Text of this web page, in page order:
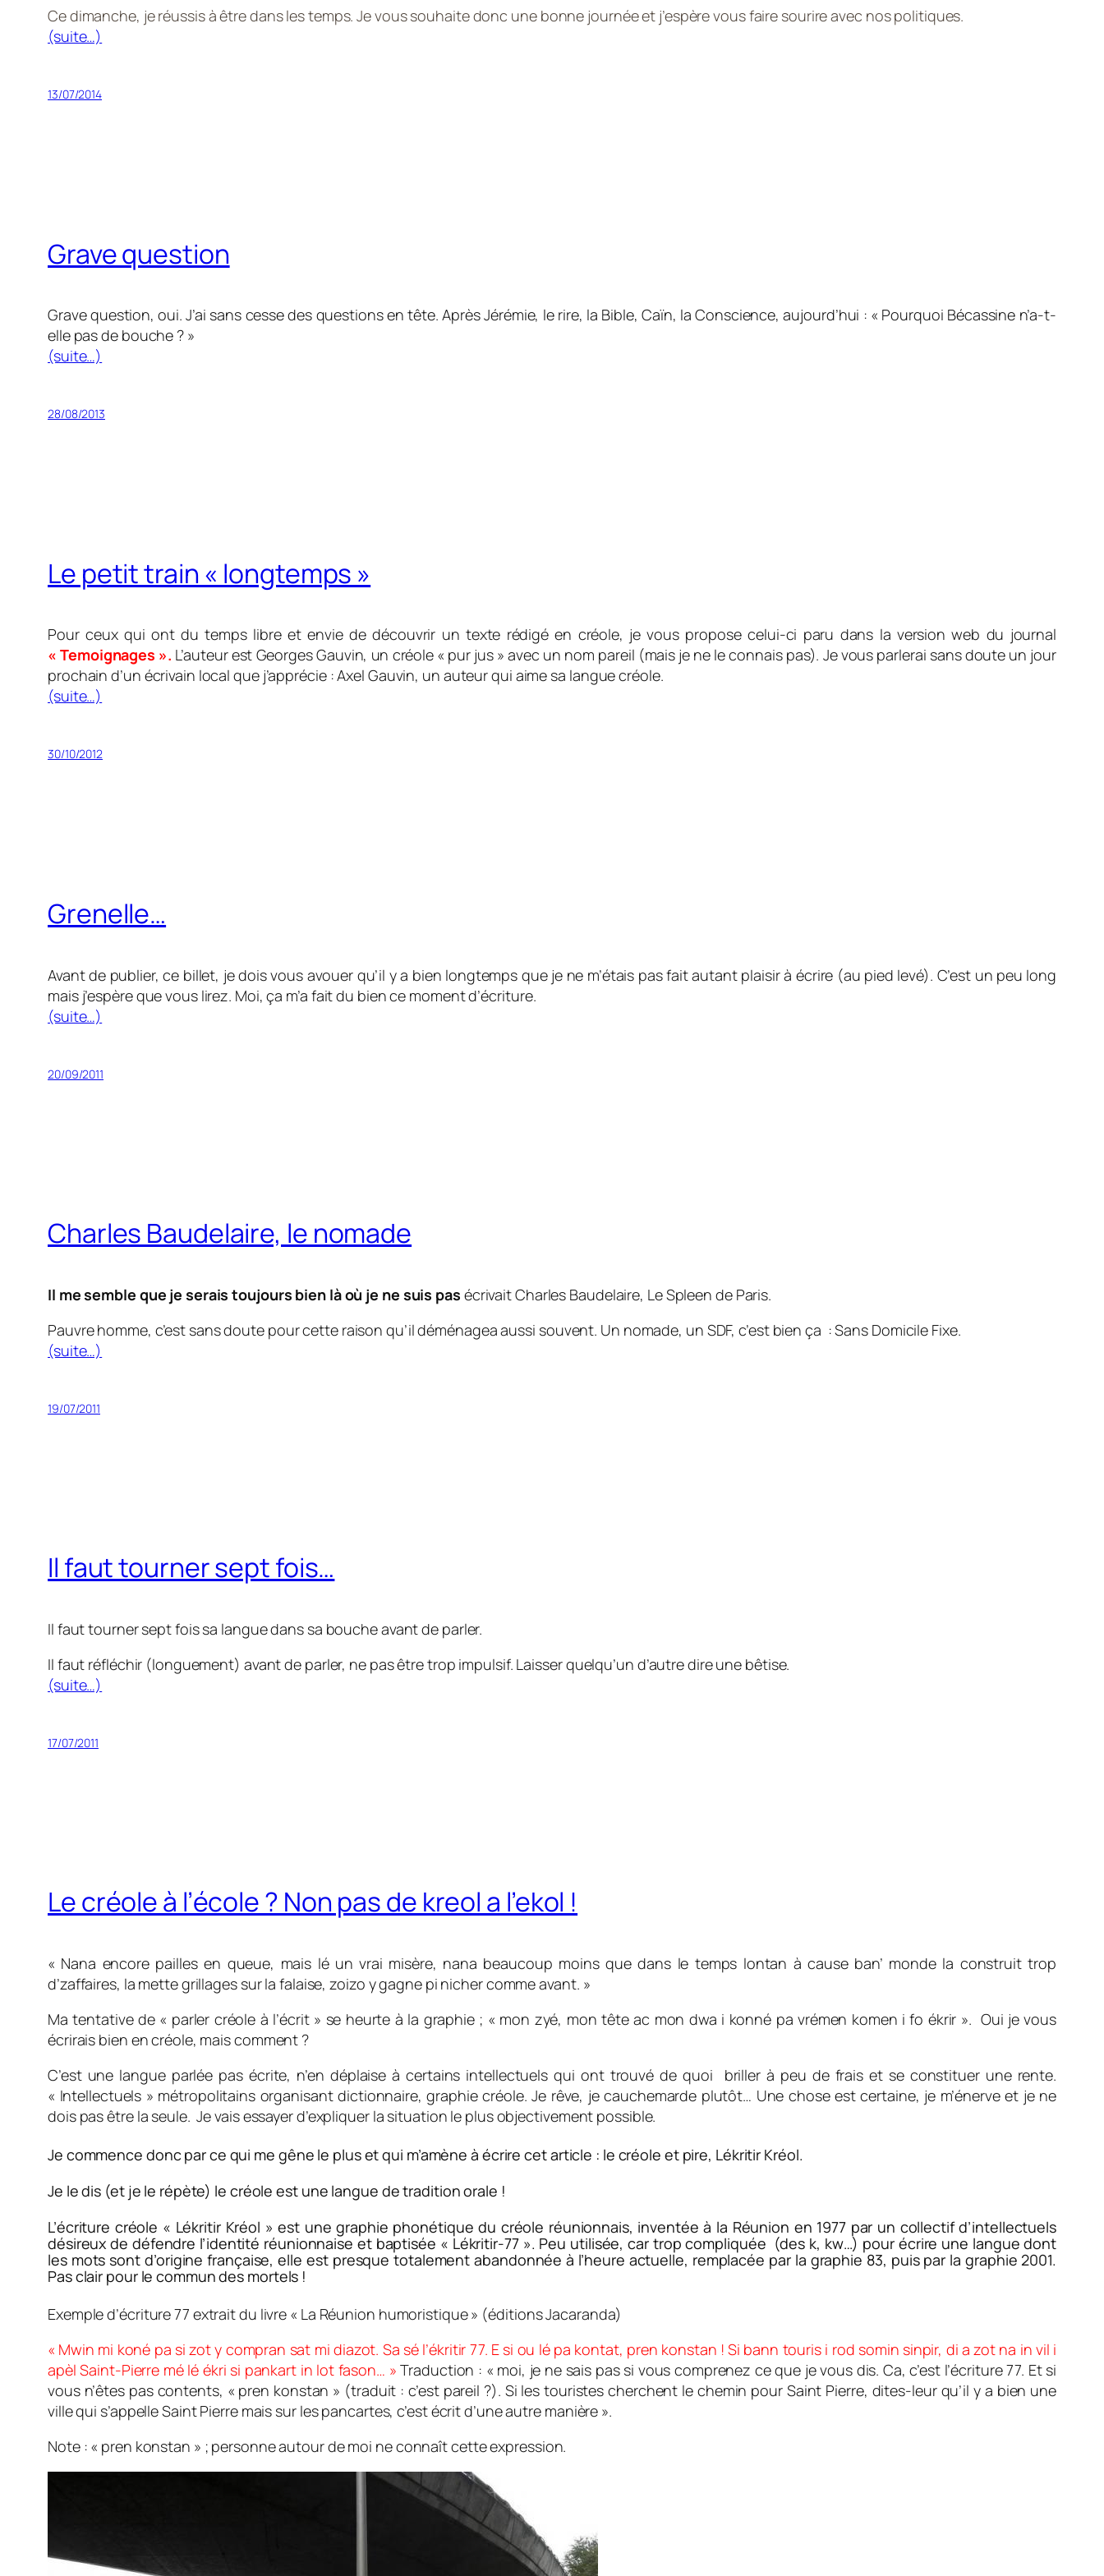
Ce dimanche, je réussis à être dans les temps. Je vous souhaite donc une bonne journée et j’espère vous faire sourire avec nos politiques.
(suite…)
13/07/2014
Grave question
Grave question, oui. J’ai sans cesse des questions en tête. Après Jérémie, le rire, la Bible, Caïn, la Conscience, aujourd’hui : « Pourquoi Bécassine n’a-t-
elle pas de bouche ? »
(suite…)
28/08/2013
Le petit train « longtemps »
Pour ceux qui ont du temps libre et envie de découvrir un texte rédigé en créole, je vous propose celui-ci paru dans la version web du journal
« Temoignages ». L’auteur est Georges Gauvin, un créole « pur jus » avec un nom pareil (mais je ne le connais pas). Je vous parlerai sans doute un jour
prochain d’un écrivain local que j’apprécie : Axel Gauvin, un auteur qui aime sa langue créole.
(suite…)
30/10/2012
Grenelle…
Avant de publier, ce billet, je dois vous avouer qu’il y a bien longtemps que je ne m’étais pas fait autant plaisir à écrire (au pied levé). C’est un peu long
mais j’espère que vous lirez. Moi, ça m’a fait du bien ce moment d’écriture.
(suite…)
20/09/2011
Charles Baudelaire, le nomade
Il me semble que je serais toujours bien là où je ne suis pas écrivait Charles Baudelaire, Le Spleen de Paris.
Pauvre homme, c’est sans doute pour cette raison qu’il déménagea aussi souvent. Un nomade, un SDF, c’est bien ça : Sans Domicile Fixe.
(suite…)
19/07/2011
Il faut tourner sept fois…
Il faut tourner sept fois sa langue dans sa bouche avant de parler.
Il faut réfléchir (longuement) avant de parler, ne pas être trop impulsif. Laisser quelqu’un d’autre dire une bêtise.
(suite…)
17/07/2011
Le créole à l’école ? Non pas de kreol a l’ekol !
« Nana encore pailles en queue, mais lé un vrai misère, nana beaucoup moins que dans le temps lontan à cause ban’ monde la construit trop
d’zaffaires, la mette grillages sur la falaise, zoizo y gagne pi nicher comme avant. »
Ma tentative de « parler créole à l’écrit » se heurte à la graphie ; « mon zyé, mon tête ac mon dwa i konné pa vrémen komen i fo ékrir ». Oui je vous
écrirais bien en créole, mais comment ?
C’est une langue parlée pas écrite, n’en déplaise à certains intellectuels qui ont trouvé de quoi briller à peu de frais et se constituer une rente.
« Intellectuels » métropolitains organisant dictionnaire, graphie créole. Je rêve, je cauchemarde plutôt… Une chose est certaine, je m’énerve et je ne
dois pas être la seule. Je vais essayer d’expliquer la situation le plus objectivement possible.
Je commence donc par ce qui me gêne le plus et qui m’amène à écrire cet article : le créole et pire, Lékritir Kréol.
Je le dis (et je le répète) le créole est une langue de tradition orale !
L’écriture créole « Lékritir Kréol » est une graphie phonétique du créole réunionnais, inventée à la Réunion en 1977 par un collectif d’intellectuels
désireux de défendre l’identité réunionnaise et baptisée « Lékritir-77 ». Peu utilisée, car trop compliquée (des k, kw…) pour écrire une langue dont
les mots sont d’origine française, elle est presque totalement abandonnée à l’heure actuelle, remplacée par la graphie 83, puis par la graphie 2001.
Pas clair pour le commun des mortels !
Exemple d’écriture 77 extrait du livre « La Réunion humoristique » (éditions Jacaranda)
« Mwin mi koné pa si zot y compran sat mi diazot. Sa sé l’ékritir 77. E si ou lé pa kontat, pren konstan ! Si bann touris i rod somin sinpir, di a zot na in vil i
apèl Saint-Pierre mé lé ékri si pankart in lot fason… » Traduction : « moi, je ne sais pas si vous comprenez ce que je vous dis. Ca, c’est l’écriture 77. Et si
vous n’êtes pas contents, « pren konstan » (traduit : c’est pareil ?). Si les touristes cherchent le chemin pour Saint Pierre, dites-leur qu’il y a bien une
ville qui s’appelle Saint Pierre mais sur les pancartes, c’est écrit d’une autre manière ».
Note : « pren konstan » ; personne autour de moi ne connaît cette expression.